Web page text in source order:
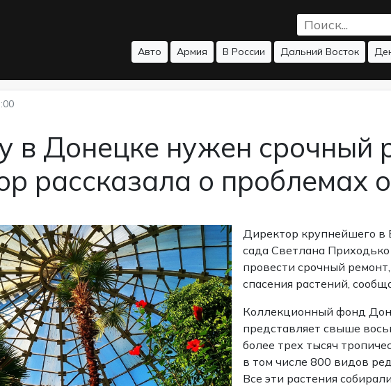
Авто Армия В России Дальний Восток
в Донецке нужен срочный
рассказала о проблемах
Директор крупнейшего в
сада Светлана
провести срочный
спасения растений,
Коллекционный фонд
представляет свыше
более трех тысяч
в том числе 800 видов
Все эти растения